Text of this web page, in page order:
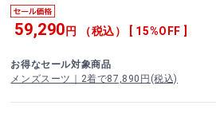
59,290 円 （税込） [ 15%OFF ]
お得なセール対象商品
メンズスーツ｜2着で87,890円(税込)